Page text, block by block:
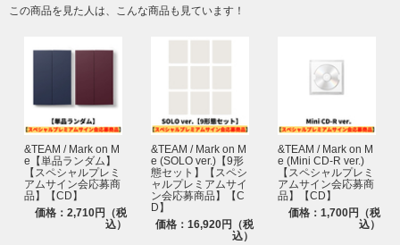
※1回目のご予約時に付与したシリアルナンバーは2回目の応募期間には使
※応募用シリアル/応募サイトURLの通知時間は各オンラインショップによ
って前後いたします。
※当落発表は応募期間内にご応募いただいた方を対象に抽選システム「chor
d」マイページ内およびメールにて「当選」・「落選」をお知らせいたしま
※当落発表メールの配信は目安時間のため、前後する可能性がございます。
※当選確率は、ご応募順とは関係ございません。
＜抽選について＞
本イベントは抽選システム「chord」を利用します。
CDご予約後に受け取ったシリアルナンバーを抽選システム「chord」の応
募フォームに記入してご応募ください。
この商品を見た人は、こんな商品も見ています！
&TEAM / Mark on M
e【単品ランダム】
【スペシャルプレミ
アムサイン会応募商
品】【CD】
価格：2,710円（税
込）
&TEAM / Mark on M
e (SOLO ver.)【9形
態セット】【スペシ
ャルプレミアムサイ
ン会応募商品】【C
D】
価格：16,920円（税
込）
&TEAM / Mark on M
e (Mini CD-R ver.)
【スペシャルプレミ
アムサイン会応募商
品】【CD】
価格：1,700円（税
込）